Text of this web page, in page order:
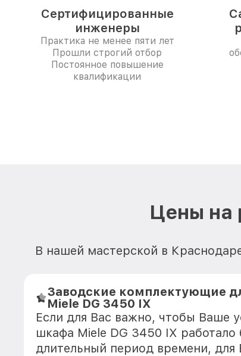
Сертифицированные
инженеры
Практика не менее пяти лет
Прошли строгий отбор
Постоянное повышение
квалификации
Цены на
В нашей мастерской в
Заводские комплектующие
Miele DG 3450 IX
Если для Вас важно, чтобы Ваше
шкафа Miele DG 3450 IX работало
длительный период времени, для